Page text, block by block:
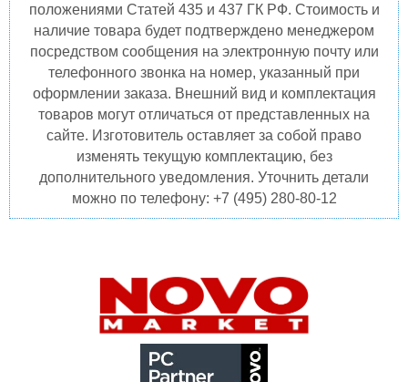
положениями Статей 435 и 437 ГК РФ. Стоимость и
наличие товара будет подтверждено менеджером
посредством сообщения на электронную почту или
телефонного звонка на номер, указанный при
оформлении заказа. Внешний вид и комплектация
товаров могут отличаться от представленных на
сайте. Изготовитель оставляет за собой право
изменять текущую комплектацию, без
дополнительного уведомления. Уточнить детали
можно по телефону: +7 (495) 280-80-12